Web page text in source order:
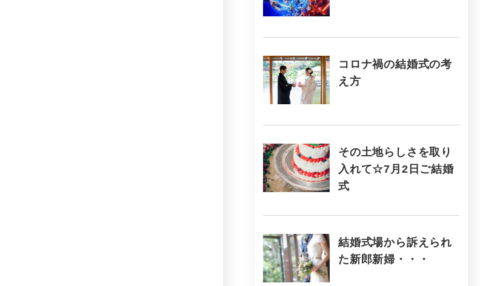
コロナ禍の結婚式の考
え方
その土地らしさを取り
入れて☆7月2日ご結婚
式
結婚式場から訴えられ
た新郎新婦・・・